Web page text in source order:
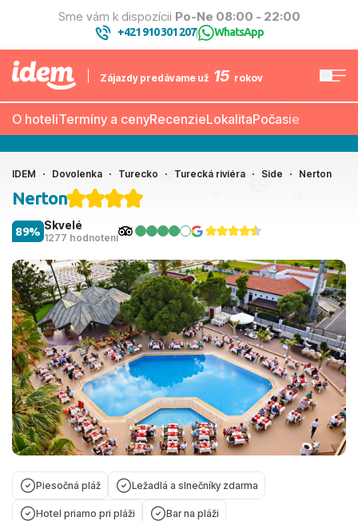
Sme vám k dispozícii Po-Ne 08:00 - 22:00
+421 910 301 207| WhatsApp
Zájazdy predávame už 15 rokov
O hoteliTermíny a cenyRecenzieLokalitaPočasie
IDEM Dovolenka Turecko Turecká riviéra Side Nerton
Nerton
Skvelé
1277 hodnotení
89%
Piesočná pláž Ležadlá a slnečníky zdarma
Hotel priamo pri pláži Bar na pláži